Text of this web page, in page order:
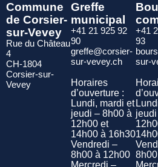
Commune
de Corsier-
sur-Vevey
Rue du Château
4
CH-1804
Corsier-sur-
Vevey
Greffe
municipal
+41 21 925 92
90
greffe@corsier-
sur-vevey.ch
Horaires
d’ouverture :
Lundi, mardi et
jeudi – 8h00 à
12h00 et
14h00 à 16h30
Vendredi –
8h00 à 12h00
Mercredi –
+41
93
sur-